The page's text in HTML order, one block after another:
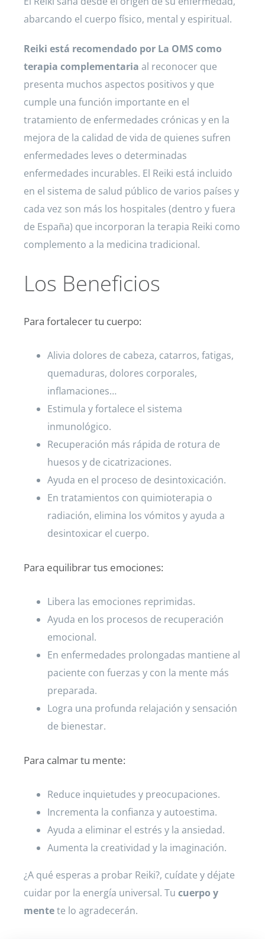
abarcando el cuerpo físico, mental y espiritual.
Reiki está recomendado por La OMS como
terapia complementaria al reconocer que
presenta muchos aspectos positivos y que
cumple una función importante en el
tratamiento de enfermedades crónicas y en la
mejora de la calidad de vida de quienes sufren
enfermedades leves o determinadas
enfermedades incurables. El Reiki está incluido
en el sistema de salud público de varios países y
cada vez son más los hospitales (dentro y fuera
de España) que incorporan la terapia Reiki como
complemento a la medicina tradicional.
Los Beneficios
Para fortalecer tu cuerpo:
Alivia dolores de cabeza, catarros, fatigas,
quemaduras, dolores corporales,
inflamaciones…
Estimula y fortalece el sistema
inmunológico.
Recuperación más rápida de rotura de
huesos y de cicatrizaciones.
Ayuda en el proceso de desintoxicación.
En tratamientos con quimioterapia o
radiación, elimina los vómitos y ayuda a
desintoxicar el cuerpo.
Para equilibrar tus emociones:
Libera las emociones reprimidas.
Ayuda en los procesos de recuperación
emocional.
En enfermedades prolongadas mantiene al
paciente con fuerzas y con la mente más
preparada.
Logra una profunda relajación y sensación
de bienestar.
Para calmar tu mente:
Reduce inquietudes y preocupaciones.
Incrementa la confianza y autoestima.
Ayuda a eliminar el estrés y la ansiedad.
Aumenta la creatividad y la imaginación.
¿A qué esperas a probar Reiki?, cuídate y déjate
cuidar por la energía universal. Tu cuerpo y
mentete lo agradecerán.